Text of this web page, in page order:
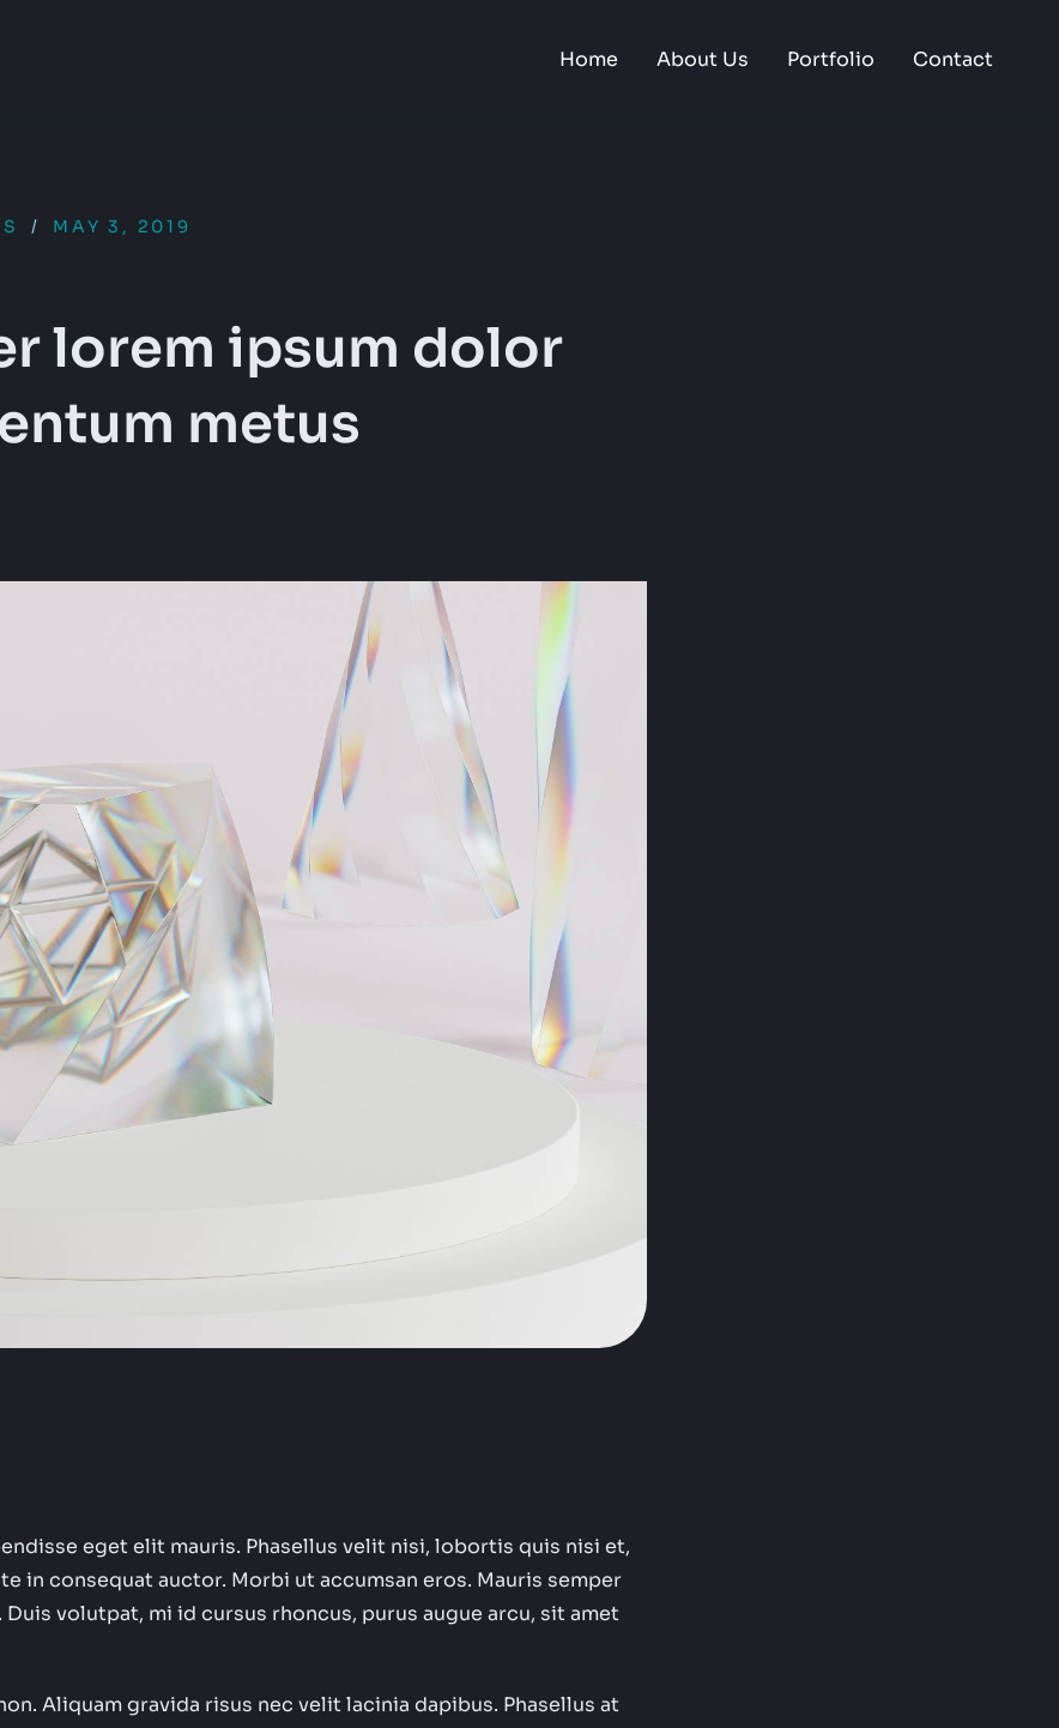
Home About Us Portfolio Contact
/ MAY 3, 2019
lorem ipsum dolor
metus
eget elit mauris. Phasellus velit nisi, lobortis quis nisi et,
in consequat auctor. Morbi ut accumsan eros. Mauris semper
volutpat, mi id cursus rhoncus, purus augue arcu, sit amet
Aliquam gravida risus nec velit lacinia dapibus. Phasellus at